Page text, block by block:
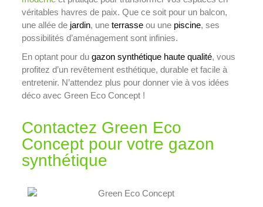
véritables havres de paix. Que ce soit pour un balcon,
une allée de jardin, une terrasseou une piscine, ses
possibilités d’aménagement sont infinies.
En optant pour du gazon synthétique haute qualité, vous
profitez d’un revêtement esthétique, durable et facile à
entretenir. N’attendez plus pour donner vie à vos idées
déco avec Green Eco Concept !
Contactez Green Eco
Concept pour votre gazon
synthétique